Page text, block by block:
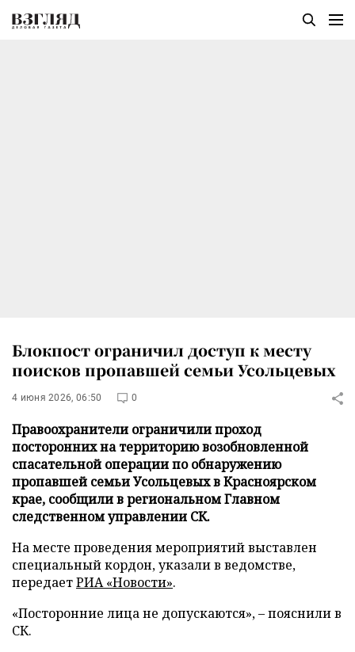
Блокпост ограничил доступ к месту
поисков пропавшей семьи Усольцевых
4 июня 2026, 06:50 0
Правоохранители ограничили проход
посторонних на территорию возобновленной
спасательной операции по обнаружению
пропавшей семьи Усольцевых в Красноярском
крае, сообщили в региональном Главном
следственном управлении СК.
На месте проведения мероприятий выставлен
специальный кордон, указали в ведомстве,
передаетРИА «Новости».
«Посторонние лица не допускаются», – пояснили в
СК.